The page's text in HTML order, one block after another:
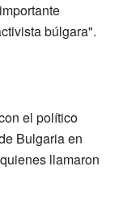
búlgara".
el político
Bulgaria en
llamaron